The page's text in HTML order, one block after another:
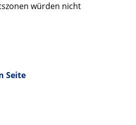
würden nicht
Seite